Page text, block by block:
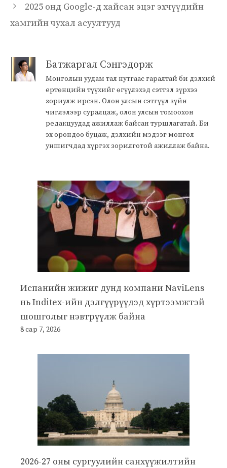
2025 онд Google-д хайсан эцэг эхчүүдийн
хамгийн чухал асуултууд
Батжаргал Сэнгэдорж
Монголын уудам тал нутгаас гаралтай би дэлхий
ертөнцийн түүхийг өгүүлэхэд сэтгэл зүрхээ
зориулж ирсэн. Олон улсын сэтгүүл зүйн
чиглэлээр суралцаж, олон улсын томоохон
редакцуудад ажиллаж байсан туршлагатай. Би
эх орондоо буцаж, дэлхийн мэдээг монгол
уншигчдад хүргэх зорилготой ажиллаж байна.
Испанийн жижиг дунд компани NaviLens
нь Inditex-ийн дэлгүүрүүдэд хүртээмжтэй
шошголыг нэвтрүүлж байна
8 сар 7, 2026
2026-27 оны сургуулийн санхүүжилтийн